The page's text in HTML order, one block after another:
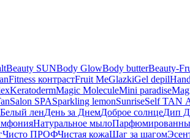
Beauty SUNBody GlowBody butterBeauty-
Fitness контрастFruit MeGlazkiGel depil
KeratodermMagic MoleculeMini paradise
Salon SPASparkling lemonSunriseSelf TAN
Белый ленДень за ДнемДоброе солнцеДип
Натуральное мыло
Чисто ПРОФЧистая кожаШаг за шагом